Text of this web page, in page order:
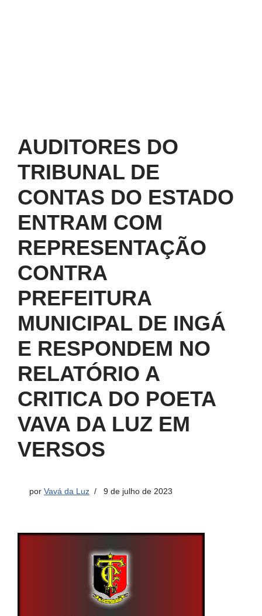
AUDITORES DO
TRIBUNAL DE
CONTAS DO ESTADO
ENTRAM COM
REPRESENTAÇÃO
CONTRA
PREFEITURA
MUNICIPAL DE INGÁ
E RESPONDEM NO
RELATÓRIO A
CRITICA DO POETA
VAVA DA LUZ EM
VERSOS
por Vavá da Luz 9 de julho de 2023